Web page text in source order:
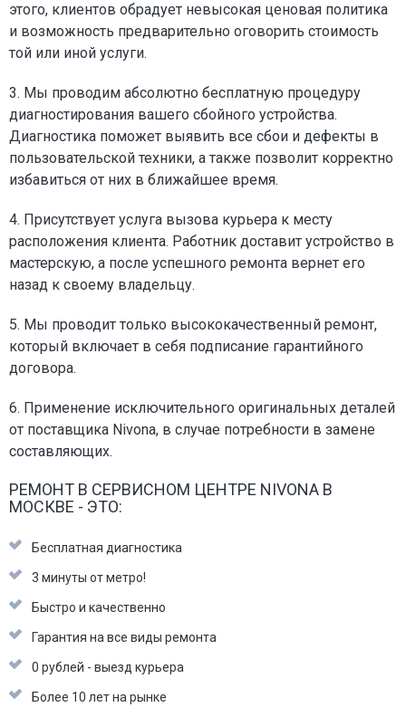
этого, клиентов обрадует невысокая ценовая политика
и возможность предварительно оговорить стоимость
той или иной услуги.
3. Мы проводим абсолютно бесплатную процедуру
диагностирования вашего сбойного устройства.
Диагностика поможет выявить все сбои и дефекты в
пользовательской техники, а также позволит корректно
избавиться от них в ближайшее время.
4. Присутствует услуга вызова курьера к месту
расположения клиента. Работник доставит устройство в
мастерскую, а после успешного ремонта вернет его
назад к своему владельцу.
5. Мы проводит только высококачественный ремонт,
который включает в себя подписание гарантийного
договора.
6. Применение исключительного оригинальных деталей
от поставщика Nivona, в случае потребности в замене
составляющих.
РЕМОНТ В СЕРВИСНОМ ЦЕНТРЕ NIVONA В
МОСКВЕ - ЭТО:
Бесплатная диагностика
3 минуты от метро!
Быстро и качественно
Гарантия на все виды ремонта
0 рублей - выезд курьера
Более 10 лет на рынке